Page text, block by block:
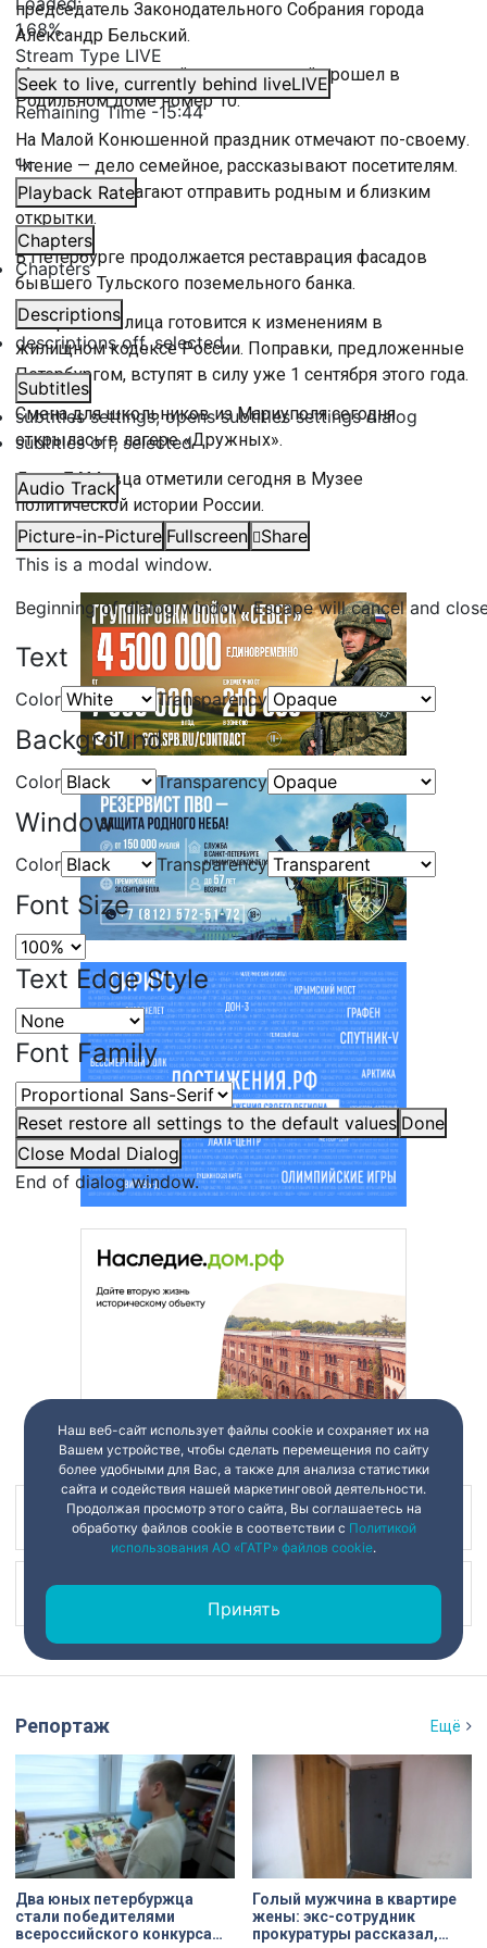
1.68%
Stream Type LIVE
Seek to live, currently behind liveLIVE
Remaining Time-15:44
1x
Playback Rate
Chapters
Chapters
Descriptions
descriptions off, selected
Subtitles
subtitles settings, opens subtitles settings dialog
subtitles off, selected
Audio Track
Picture-in-Picture Fullscreen
Share
This is a modal window.
Beginning of dialog window. Escape will cancel and
Text
Color Transparency
Background
Color Transparency
Window
Color Transparency
Font Size
Text Edge Style
Font Family
Reset restore all settings to the default values Done
Close Modal Dialog
End of dialog window.
председатель Законодательного Собрания города
Александр Бельский.
Многонациональный хоровод семей прошел в
Родильном доме номер 10.
На Малой Конюшенной праздник отмечают по-своему.
Чтение — дело семейное, рассказывают посетителям.
А также предлагают отправить родным и близким
открытки.
В Петербурге продолжается реставрация фасадов
бывшего Тульского поземельного банка.
Северная столица готовится к изменениям в
жилищном кодексе России. Поправки, предложенные
Петербургом, вступят в силу уже 1 сентября этого года.
Смена для школьников из Мариуполя сегодня
открылась в лагере «Дружных».
День БАМовца отметили сегодня в Музее
политической истории России.
Наш канал в
Репортаж Ещё
Два юных петербуржца
стали победителями
всероссийского конкурса
Голый мужчина в квартире
жены: экс-сотрудник
прокуратуры рассказал,
Наш веб-сайт использует файлы cookie и сохраняет их на
Вашем устройстве, чтобы сделать перемещения по сайту
более удобными для Вас, а также для анализа статистики
сайта и содействия нашей маркетинговой деятельности.
Продолжая просмотр этого сайта, Вы соглашаетесь на
обработку файлов cookie в соответствии с Политикой
использования АО «ГАТР» файлов cookie.
Принять